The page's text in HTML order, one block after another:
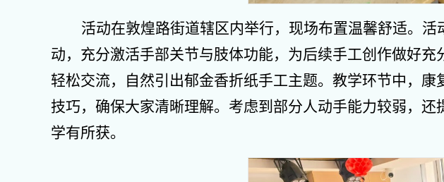
活动在敦煌路街道辖区内举行，现场布置温馨舒适。
动，充分激活手部关节与肢体功能，为后续手工创作做好
轻松交流，自然引出郁金香折纸手工主题。教学环节中，
技巧，确保大家清晰理解。考虑到部分人动手能力较弱，
学有所获。